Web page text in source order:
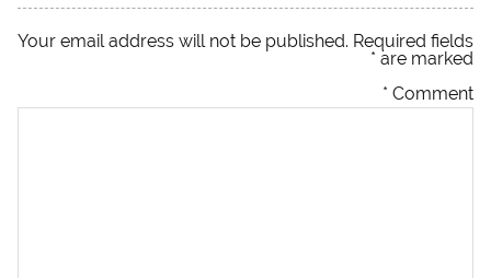
Your email address will not be published. Required fields
are marked
*
Comment
*